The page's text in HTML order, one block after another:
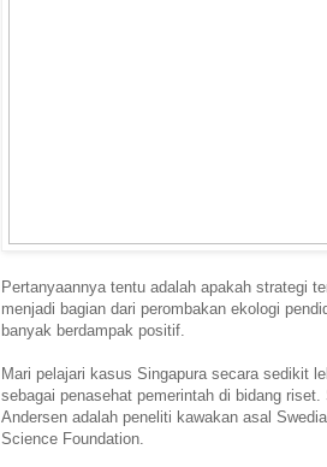
Pertanyaannya tentu adalah apakah strategi
menjadi bagian dari perombakan ekologi
banyak berdampak positif.
Mari pelajari kasus Singapura secara sedikit
sebagai penasehat pemerintah di bidang
Andersen adalah peneliti kawakan asal
Science Foundation.